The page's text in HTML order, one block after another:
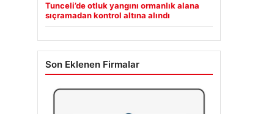
Tunceli’de otluk yangını ormanlık alana
sıçramadan kontrol altına alındı
Son Eklenen Firmalar